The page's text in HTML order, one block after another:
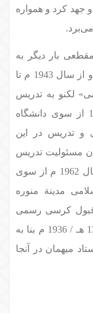
جهد کرد و همواره
بار دیگر به
تدریس و نشر معارف اسلامی روی آورد و از سال 1943 م تا
لکنو به تدریس
قرآن و حدیث پرداخت، و در سال 1955 از سوی دانشگاه
و تدریس در این
مسئولیت تدریس
در این دانشگاه را پذیرفت، همچینن در سال 1962 م از سوی
مدینة منوره
کرسی رسمی
استادی را نپذیرفت. بنابراین، در سال 1382 هـ / 1936 م بنا به
میهمان در آنجا